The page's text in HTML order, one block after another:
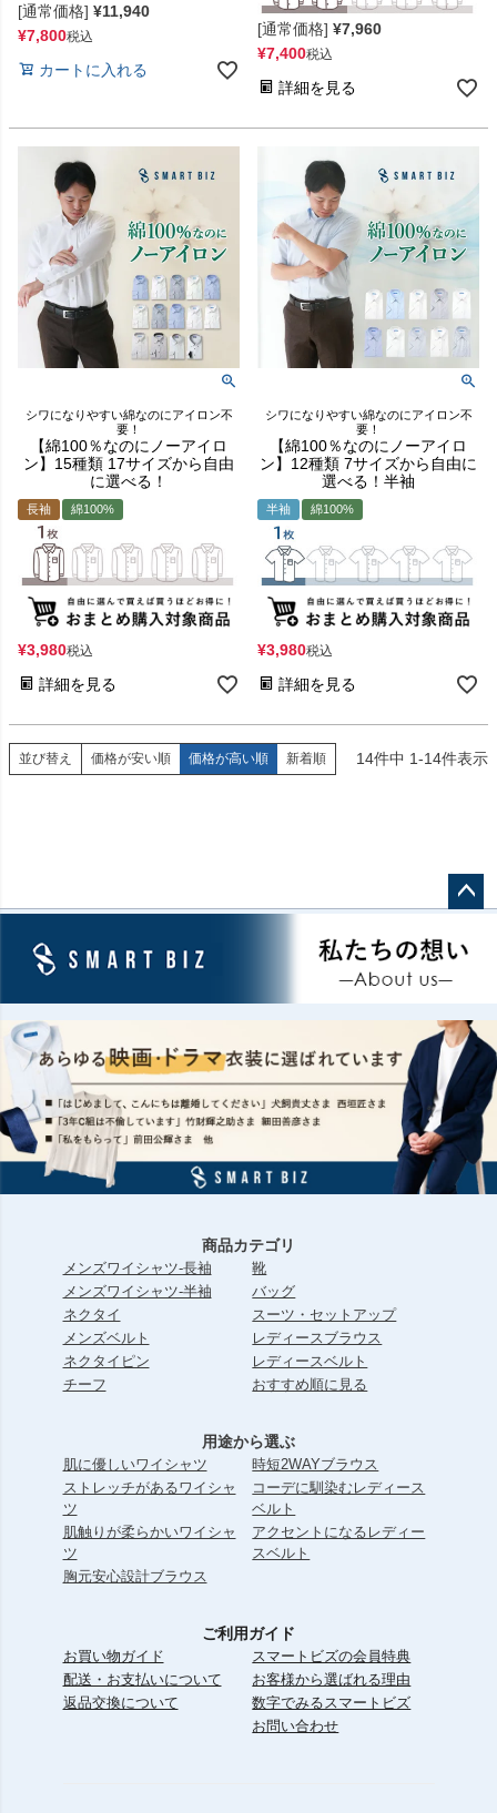
[通常価格] ¥11,940
¥7,800税込
カートに入れる
[通常価格] ¥7,960
¥7,400税込
詳細を見る
シワになりやすい綿なのにアイロン不
要！
【綿100％なのにノーアイロ
ン】15種類 17サイズから自由
に選べる！
長袖 綿100%
¥3,980税込
詳細を見る
シワになりやすい綿なのにアイロン不
要！
【綿100％なのにノーアイロ
ン】12種類 7サイズから自由に
選べる！半袖
半袖 綿100%
¥3,980税込
詳細を見る
並び替え 価格が安い順 価格が高い順 新着順 14件中 1-14件表示
ジト
商品カテゴリ
メンズワイシャツ-長袖
メンズワイシャツ-半袖
ネクタイ
メンズベルト
ネクタイピン
チーフ
靴
バッグ
スーツ・セットアップ
レディースブラウス
レディースベルト
おすすめ順に見る
用途から選ぶ
肌に優しいワイシャツ
ストレッチがあるワイシャ
ツ
肌触りが柔らかいワイシャ
ツ
胸元安心設計ブラウス
時短2WAYブラウス
コーデに馴染むレディース
ベルト
アクセントになるレディー
スベルト
ご利用ガイド
お買い物ガイド
配送・お支払いについて
返品交換について
スマートビズの会員特典
お客様から選ばれる理由
数字でみるスマートビズ
お問い合わせ